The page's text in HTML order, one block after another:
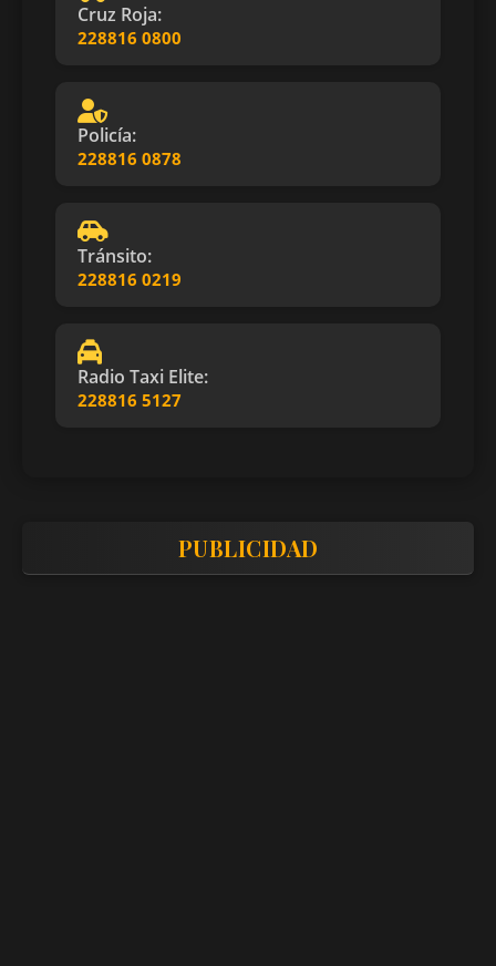
Cruz Roja:
228816 0800
Policía:
228816 0878
Tránsito:
228816 0219
Radio Taxi Elite:
228816 5127
PUBLICIDAD